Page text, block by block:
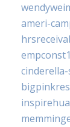
ameri-